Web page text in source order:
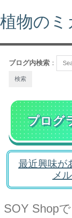
植物のミ
ブログ内検索 ：
プログ
最近興味が
メ
SOY Shop